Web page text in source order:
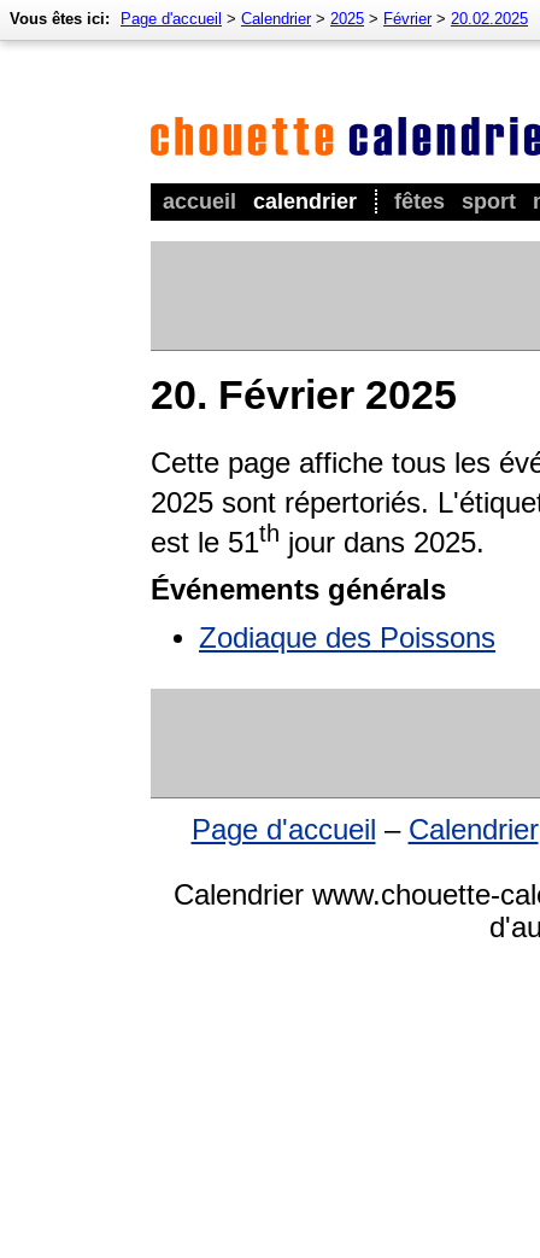
accueil calendrier fêtes sport
Vous êtes ici: Page d'accueil > Calendrier> 2025 > Février> 20.02.2025
20. Février 2025
Cette page affiche tous les
2025 sont répertoriés.
est le 51th jour dans 2025.
Événements générals
Zodiaque des Poissons
Page d'accueil – Calendrier
Calendrier www.chouette-